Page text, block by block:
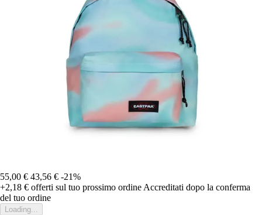
55,00 € 43,56 € -21%
+2,18 € offerti sul tuo prossimo ordine Accreditati dopo la conferma
del tuo ordine
Loading...